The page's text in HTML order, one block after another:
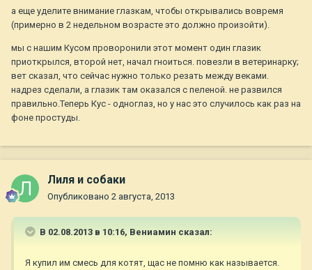
а еще уделите внимание глазкам, чтобы открывались вовремя
(примерно в 2 недельном возрасте это должно произойти).
мы с нашим Кусом проворонили этот момент один глазик
приоткрылся, второй нет, начал гноиться. повезли в ветеринарку;
вет сказал, что сейчас нужно только резать между веками.
надрез сделали, а глазик там оказался с пеленой. не развился
правильно.Теперь Кус - одноглаз, но у нас это случилось как раз на
фоне простуды.
Лиля и собаки
Опубликовано 2 августа, 2013
В 02.08.2013 в 10:16, Вениамин сказал:
Я купил им смесь для котят, щас не помню как называется.